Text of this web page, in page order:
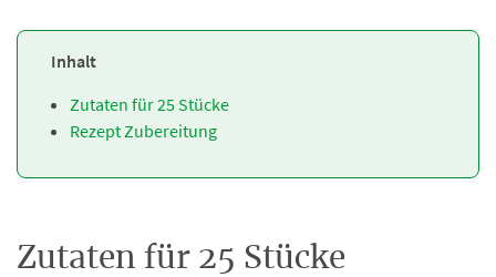
Inhalt
Zutaten für 25 Stücke
Rezept Zubereitung
Zutaten für 25 Stücke